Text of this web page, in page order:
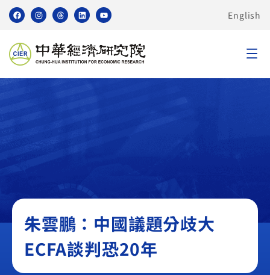
English
無
朱雲鵬：中國議題分歧大
ECFA談判恐20年